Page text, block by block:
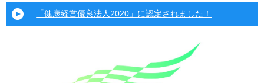
「健康経営優良法人2020」に認定されました！